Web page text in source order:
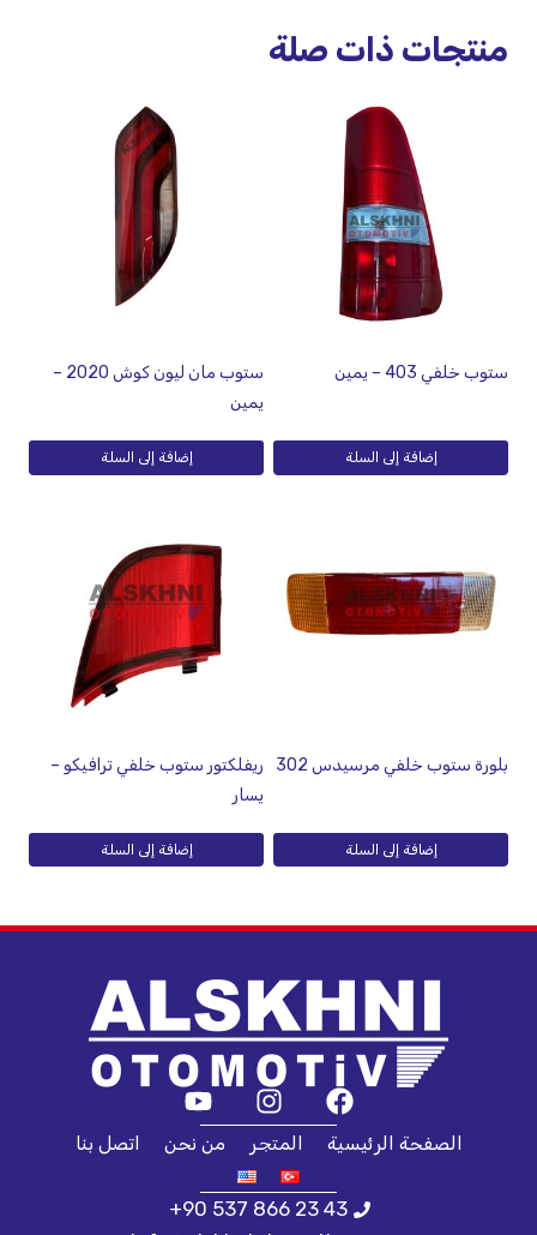
منتجات ذات صلة
ستوب خلفي 403 – يمين
إضافة إلى السلة
ستوب مان ليون كوش 2020 –
يمين
إضافة إلى السلة
بلورة ستوب خلفي مرسيدس 302
إضافة إلى السلة
ريفلكتور ستوب خلفي ترافيكو –
يسار
إضافة إلى السلة
الصفحة الرئيسية المتجر من نحن اتصل بنا
+90 537 866 23 43